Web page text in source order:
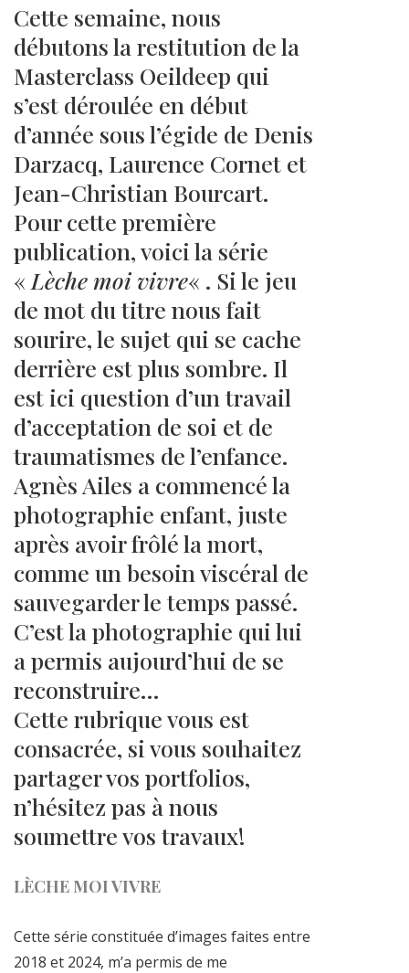
Cette semaine, nous
débutons la restitution de la
Masterclass Oeildeep qui
s’est déroulée en début
d’année sous l’égide de Denis
Darzacq, Laurence Cornet et
Jean-Christian Bourcart.
Pour cette première
publication, voici la série
« Lèche moi vivre« . Si le jeu
de mot du titre nous fait
sourire, le sujet qui se cache
derrière est plus sombre. Il
est ici question d’un travail
d’acceptation de soi et de
traumatismes de l’enfance.
Agnès Ailes a commencé la
photographie enfant, juste
après avoir frôlé la mort,
comme un besoin viscéral de
sauvegarder le temps passé.
C’est la photographie qui lui
a permis aujourd’hui de se
reconstruire…
Cette rubrique vous est
consacrée, si vous souhaitez
partager vos portfolios,
n’hésitez pas à nous
soumettre vos travaux!
LÈCHE MOI VIVRE
Cette série constituée d’images faites entre
2018 et 2024, m’a permis de me